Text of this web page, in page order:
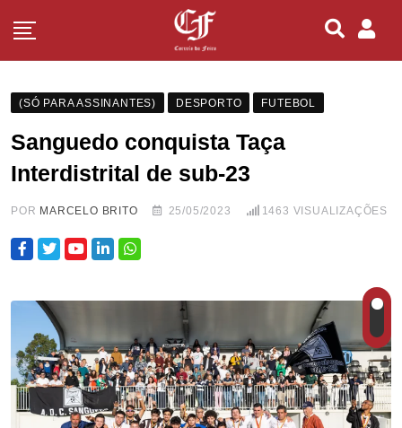
(SÓ PARA ASSINANTES) DESPORTO FUTEBOL
Sanguedo conquista Taça
Interdistrital de sub-23
POR MARCELO BRITO 25/05/2023 1463 VISUALIZAÇÕES